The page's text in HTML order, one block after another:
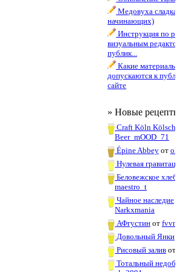
Медовуха
начинающих)
Инструкция по
визуальным
публик...
Какие материалы
допускаются к
сайте
» Новые рецепты
Craft Köln Kölsch
Beer_mOOD_71
Épine Abbeyот
Нулевая
Беловежское
maestro_t
Чайное наследие
Narkxmania
АФгустинот
Довольный Янки
Рисовый залив от
Тотальный